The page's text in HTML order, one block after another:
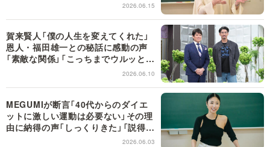
2026.06.15
賀来賢人「僕の人生を変えてくれた」
恩人・福田雄一との秘話に感動の声
「素敵な関係」「こっちまでウルッと来
2026.06.10
MEGUMIが断言「40代からのダイエ
ットに激しい運動は必要ない」その理
由に納得の声「しっくりきた」「説得力
がすごい！」【日曜日の初耳学】2026.06.03